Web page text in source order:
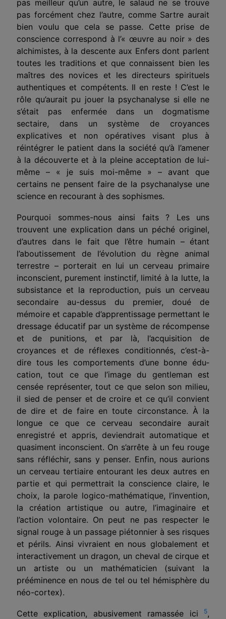
pas meilleur qu’un autre, le salaud ne se trouve
pas forcément chez l’autre, comme Sartre aurait
bien voulu que cela se passe. Cette prise de
conscience correspond à l’« œuvre au noir » des
alchimistes, à la descente aux Enfers dont parlent
toutes les traditions et que connaissent bien les
maîtres des novices et les directeurs spirituels
authentiques et compétents. Il en reste ! C’est le
rôle qu’aurait pu jouer la psychanalyse si elle ne
s’était pas enfer­mée dans un dogmatisme
sectaire, dans un système de croyan­ces
explicatives et non opératives visant plus à
réintégrer le patient dans la société qu’à l’amener
à la découverte et à la pleine acceptation de lui-
même – « je suis moi-même » – avant que
certains ne pensent faire de la psychanalyse une
science en recourant à des sophismes.
Pourquoi sommes-nous ainsi faits ? Les uns
trouvent une explication dans un péché originel,
d’autres dans le fait que l’être humain – étant
l’aboutissement de l’évolution du règne animal
terrestre – porterait en lui un cerveau primaire
inconscient, purement instinctif, limité à la lutte, la
subsistance et la reproduction, puis un cerveau
secondaire au-dessus du pre­mier, doué de
mémoire et capable d’apprentissage permettant le
dressage éducatif par un système de récompense
et de puni­tions, et par là, l’acquisition de
croyances et de réflexes condi­tionnés, c’est-à-
dire tous les comportements d’une bonne édu­
cation, tout ce que l’image du gentleman est
censée représen­ter, tout ce que selon son milieu,
il sied de penser et de croire et ce qu’il convient
de dire et de faire en toute circonstance. À la
longue ce que ce cerveau secondaire aurait
enregistré et appris, deviendrait automatique et
quasiment inconscient. On s’arrête à un feu rouge
sans réfléchir, sans y penser. Enfin, nous aurions
un cerveau tertiaire entourant les deux autres en
partie et qui permettrait la conscience claire, le
choix, la parole logico-mathématique, l’invention,
la création artistique ou autre, l’imaginaire et
l’action volontaire. On peut ne pas respecter le
signal rouge à un passage piétonnier à ses risques
et périls. Ainsi vivraient en nous globalement et
interactivement un dragon, un cheval de cirque et
un artiste ou un mathé­maticien (suivant la
prééminence en nous de tel ou tel hémisphère du
néo-cortex).
Cette explication, abusivement ramassée ici 5,